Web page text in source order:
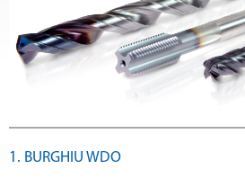
1. BURGHIU WDO